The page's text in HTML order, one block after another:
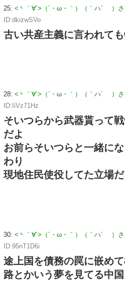
25: <丶｀∀´>（´・ω・｀）（｀ハ´ ）さ
ID:dkizwSVo
古い共産主義に言われて
28: <丶｀∀´>（´・ω・｀）（｀ハ´ ）さ
ID:IiVz71Hz
そいつらから武器貰って
だよ
お前らそいつらと一緒に
わり
現地住民使役してた立場だ
30: <丶｀∀´>（´・ω・｀）（｀ハ´ ）さ
ID:95nT1D6i
途上国を債務の罠に嵌め
路とかいう夢を見てる中